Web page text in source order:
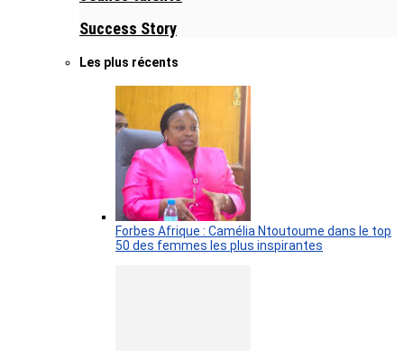
Success Story
Les plus récents
Forbes Afrique : Camélia Ntoutoume dans le top
50 des femmes les plus inspirantes